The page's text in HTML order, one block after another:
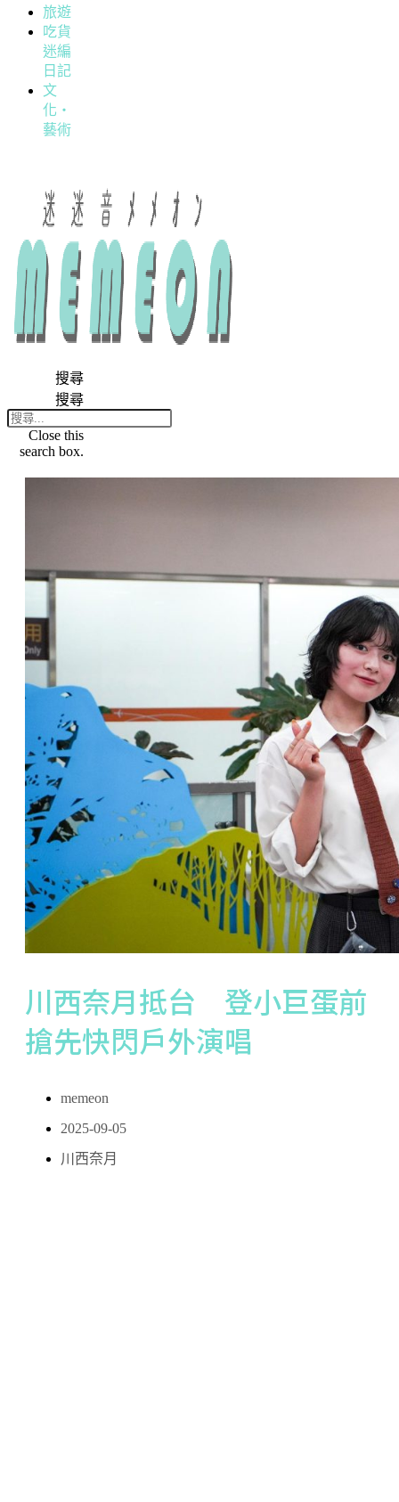
旅遊
吃貨
迷編
日記
文
化・
藝術
搜尋
搜尋
Close this
search box.
川西奈月抵台 登小巨蛋前
搶先快閃戶外演唱
memeon
2025-09-05
川西奈月